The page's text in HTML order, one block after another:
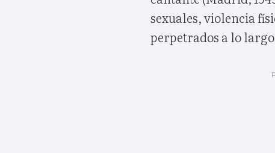
sexuales, violencia
perpetrados a lo largo